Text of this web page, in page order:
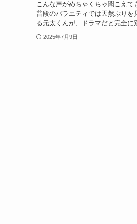
こんな声がめちゃくちゃ聞こえて
普段のバラエティでは天然ぶりを
る元太くんが、ドラマだと完全に
2025年7月9日